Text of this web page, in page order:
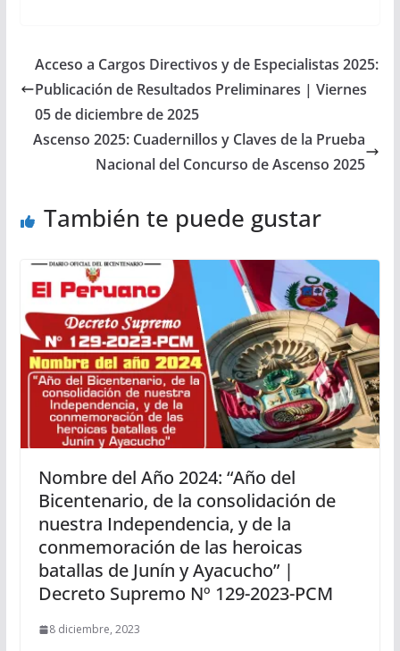
Acceso a Cargos Directivos y de Especialistas 2025:
Publicación de Resultados Preliminares | Viernes
05 de diciembre de 2025
Ascenso 2025: Cuadernillos y Claves de la Prueba
Nacional del Concurso de Ascenso 2025
También te puede gustar
Nombre del Año 2024: “Año del
Bicentenario, de la consolidación de
nuestra Independencia, y de la
conmemoración de las heroicas
batallas de Junín y Ayacucho” |
Decreto Supremo Nº 129-2023-PCM
8 diciembre, 2023